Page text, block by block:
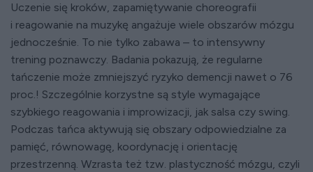
Uczenie się kroków, zapamiętywanie choreografii
i reagowanie na muzykę angażuje wiele obszarów mózgu
jednocześnie. To nie tylko zabawa – to intensywny
trening poznawczy. Badania pokazują, że regularne
tańczenie może zmniejszyć ryzyko demencji nawet o 76
proc.! Szczególnie korzystne są style wymagające
szybkiego reagowania i improwizacji, jak salsa czy swing.
Podczas tańca aktywują się obszary odpowiedzialne za
pamięć, równowagę, koordynację i orientację
przestrzenną. Wzrasta też tzw. plastyczność mózgu, czyli